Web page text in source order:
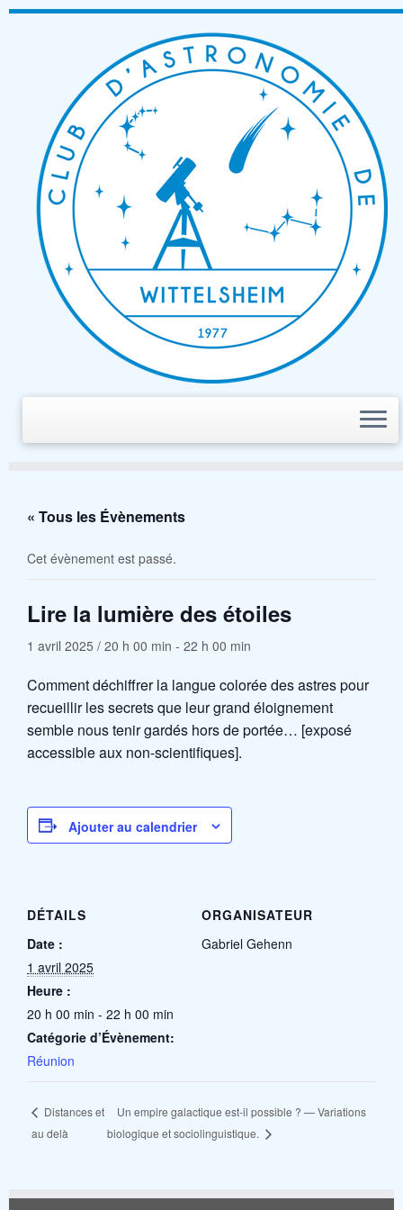
Passer
« Tous les Évènements
Cet évènement est passé.
Lire la lumière des étoiles
1 avril 2025 / 20 h 00 min - 22 h 00 min
Comment déchiffrer la langue colorée des astres pour
recueillir les secrets que leur grand éloignement
semble nous tenir gardés hors de portée… [exposé
accessible aux non-scientifiques].
Ajouter au calendrier
DÉTAILS
Date :
1 avril 2025
Heure :
20 h 00 min - 22 h 00 min
Catégorie d’Évènement:
Réunion
ORGANISATEUR
Gabriel Gehenn
Distances et
au delà
Un empire galactique est-il possible ? — Variations
biologique et sociolinguistique.